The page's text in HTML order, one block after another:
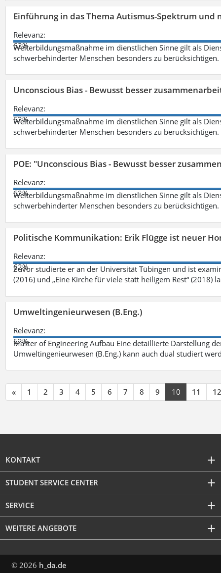
Einführung in das Thema Autismus-Spektrum
Relevanz:
62%
Weiterbildungsmaßnahme im dienstlichen Sinne gilt als
schwerbehinderter Menschen besonders zu berücksichtigen.
Unconscious Bias - Bewusst besser
Relevanz:
62%
Weiterbildungsmaßnahme im dienstlichen Sinne gilt als
schwerbehinderter Menschen besonders zu berücksichtigen.
POE: "Unconscious Bias - Bewusst besser
Relevanz:
62%
Weiterbildungsmaßnahme im dienstlichen Sinne gilt als
schwerbehinderter Menschen besonders zu berücksichtigen.
Politische Kommunikation: Erik Flügge ist neuer
Relevanz:
62%
Zuvor studierte er an der Universität Tübingen und ist
(2016) und „Eine Kirche für viele statt heiligem Rest“ (2018)
Umweltingenieurwesen (B.Eng.)
Relevanz:
62%
Master of Engineering Aufbau Eine detaillierte Darstellung
Umweltingenieurwesen (B.Eng.) kann auch dual studiert
« 1 2 3 4 5 6 7 8 9 10 11 12
KONTAKT
STUDENT SERVICE CENTER
SERVICE
WEITERE ANGEBOTE
© 2026 h_da.de